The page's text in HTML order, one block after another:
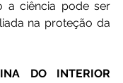
a ciência pode ser
na proteção da
DO INTERIOR